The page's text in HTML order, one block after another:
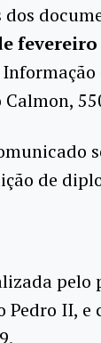
fevereiro
Calmon,
de
pelo
II, e